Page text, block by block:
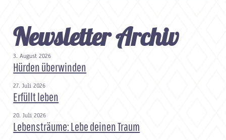
Newsletter Archiv
3. August 2026
Hürden überwinden
27. Juli 2026
Erfüllt leben
20. Juli 2026
Lebensträume: Lebe deinen Traum